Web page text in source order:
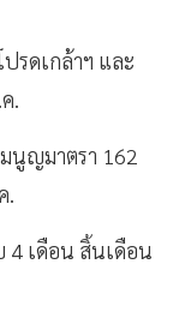
รดเกล้าฯ และ
.
นูญมาตรา 162
.
4 เดือน สิ้นเดือน